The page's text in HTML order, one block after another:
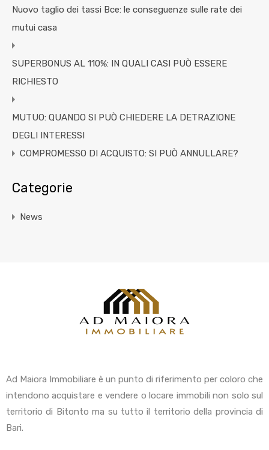
Nuovo taglio dei tassi Bce: le conseguenze sulle rate dei
mutui casa
SUPERBONUS AL 110%: IN QUALI CASI PUÒ ESSERE
RICHIESTO
MUTUO: QUANDO SI PUÒ CHIEDERE LA DETRAZIONE
DEGLI INTERESSI
COMPROMESSO DI ACQUISTO: SI PUÒ ANNULLARE?
Categorie
News
Ad Maiora Immobiliare è un punto di riferimento per coloro che
intendono acquistare e vendere o locare immobili non solo sul
territorio di Bitonto ma su tutto il territorio della provincia di
Bari.